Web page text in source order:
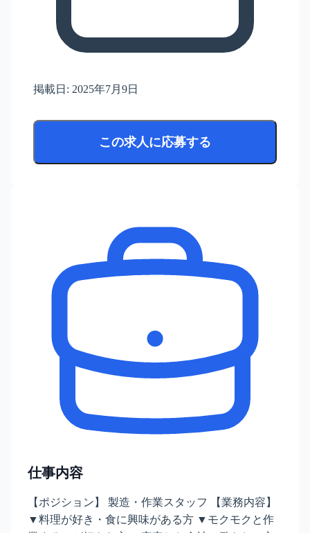
掲載日: 2025年7月9日
この求人に応募する
仕事内容
【ポジション】 製造・作業スタッフ 【業務内容】
▼料理が好き・食に興味がある方 ▼モクモクと作